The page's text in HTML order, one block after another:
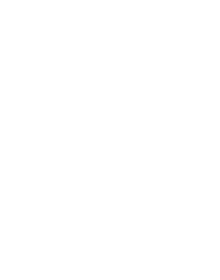
Z Lipska prichádza